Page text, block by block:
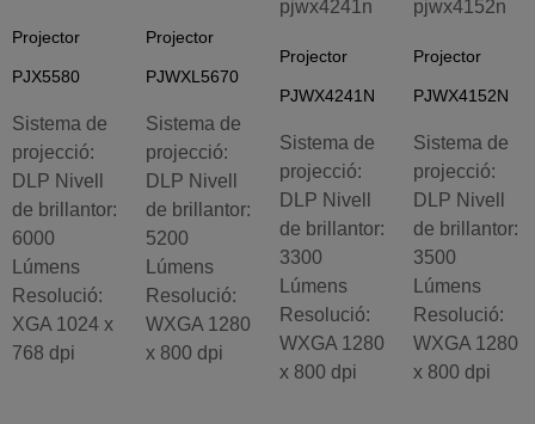
Projector
PJX5580
Sistema de
projecció:
DLP Nivell
de brillantor:
6000
Lúmens
Resolució:
XGA 1024 x
768 dpi
Projector
PJWXL5670
Sistema de
projecció:
DLP Nivell
de brillantor:
5200
Lúmens
Resolució:
WXGA 1280
x 800 dpi
Projector
PJWX4241N
Sistema de
projecció:
DLP Nivell
de brillantor:
3300
Lúmens
Resolució:
WXGA 1280
x 800 dpi
Projector
PJWX4152N
Sistema de
projecció:
DLP Nivell
de brillantor:
3500
Lúmens
Resolució:
WXGA 1280
x 800 dpi